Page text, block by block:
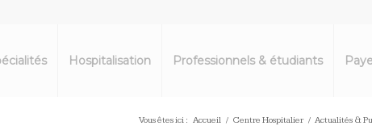
Hospitalisation Professionnels & étudiants
Vous êtes ici : Accueil / Centre Hospitalier / Actualités &